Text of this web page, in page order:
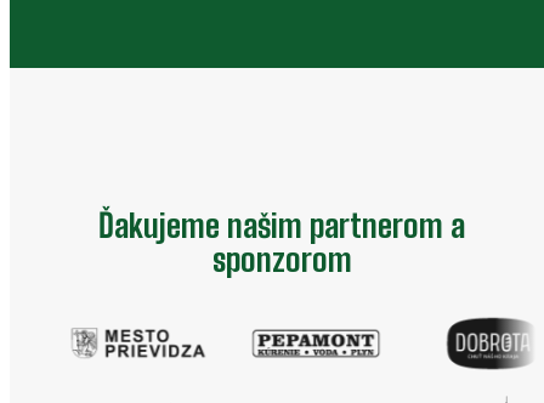
Ďakujeme našim partnerom a
sponzorom